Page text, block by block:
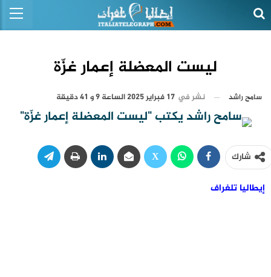
ليست المعضلة إعمار غزّة
سامح راشد نشر في 17 فبراير 2025 الساعة 9 و 41 دقيقة
شارك
إيطاليا تلغراف